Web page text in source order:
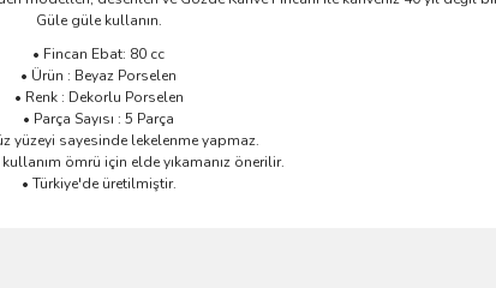
Güle güle kullanın.
• Fincan Ebat: 80 cc
• Ürün : Beyaz Porselen
• Renk : Dekorlu Porselen
• Parça Sayısı : 5 Parça
yüzeyi sayesinde lekelenme yapmaz.
ömrü için elde yıkamanız önerilir.
• Türkiye'de üretilmiştir.